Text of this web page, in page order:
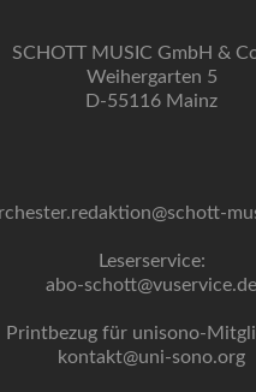
SCHOTT MUSIC GmbH &
Weihergarten 5
D-55116 Mainz
Leserservice:
abo-schott@vuservice.de
Printbezug für unisono-
kontakt@uni-sono.org